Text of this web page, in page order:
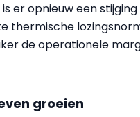
er opnieuw een
thermische
de operationele
groeien